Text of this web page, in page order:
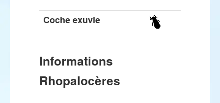
Coche exuvie
Informations
Rhopalocères